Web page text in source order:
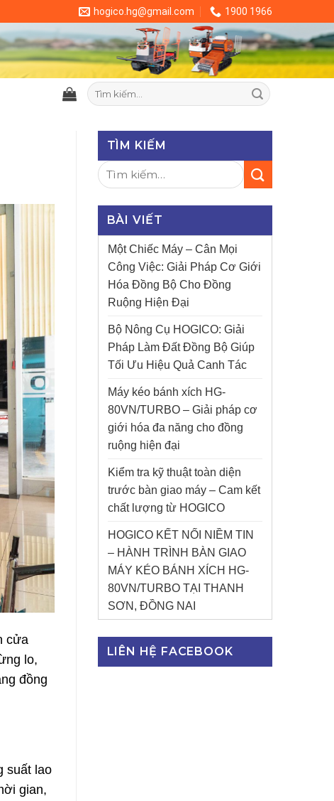
hogico.hg@gmail.com 1900 1966
Tìm
kiếm:
cửa
lo,
đồng
suất lao
gian,
TÌM KIẾM
BÀI VIẾT
Một Chiếc Máy – Cân Mọi
Công Việc: Giải Pháp Cơ Giới
Hóa Đồng Bộ Cho Đồng
Ruộng Hiện Đại
Bộ Nông Cụ HOGICO: Giải
Pháp Làm Đất Đồng Bộ Giúp
Tối Ưu Hiệu Quả Canh Tác
Máy kéo bánh xích HG-
80VN/TURBO – Giải pháp cơ
giới hóa đa năng cho đồng
ruộng hiện đại
Kiểm tra kỹ thuật toàn diện
trước bàn giao máy – Cam kết
chất lượng từ HOGICO
HOGICO KẾT NỐI NIỀM TIN
– HÀNH TRÌNH BÀN GIAO
MÁY KÉO BÁNH XÍCH HG-
80VN/TURBO TẠI THANH
SƠN, ĐỒNG NAI
LIÊN HỆ FACEBOOK